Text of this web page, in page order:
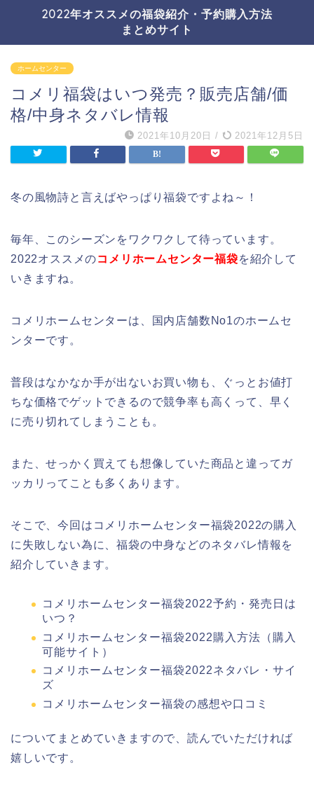
2022年オススメの福袋紹介・予約購入方法
まとめサイト
ホームセンター
コメリ福袋はいつ発売？販売店舗/価
格/中身ネタバレ情報
2021年10月20日 / 2021年12月5日
冬の風物詩と言えばやっぱり福袋ですよね～！
毎年、このシーズンをワクワクして待っています。
2022オススメのコメリホームセンター福袋を紹介して
いきますね。
コメリホームセンターは、国内店舗数No1のホームセ
ンターです。
普段はなかなか手が出ないお買い物も、ぐっとお値打
ちな価格でゲットできるので競争率も高くって、早く
に売り切れてしまうことも。
また、せっかく買えても想像していた商品と違ってガ
ッカリってことも多くあります。
そこで、今回はコメリホームセンター福袋2022の購入
に失敗しない為に、福袋の中身などのネタバレ情報を
紹介していきます。
コメリホームセンター福袋2022予約・発売日は
いつ？
コメリホームセンター福袋2022購入方法（購入
可能サイト）
コメリホームセンター福袋2022ネタバレ・サイ
ズ
コメリホームセンター福袋の感想や口コミ
についてまとめていきますので、読んでいただければ
嬉しいです。